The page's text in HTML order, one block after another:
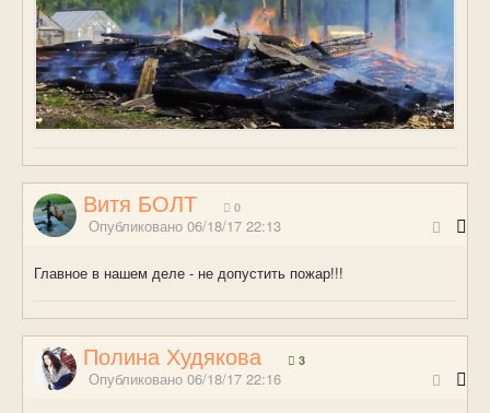
Витя БОЛТ 0
Опубликовано 06/18/17 22:13
Главное в нашем деле - не допустить пожар!!!
Полина Худякова 3
Опубликовано 06/18/17 22:16